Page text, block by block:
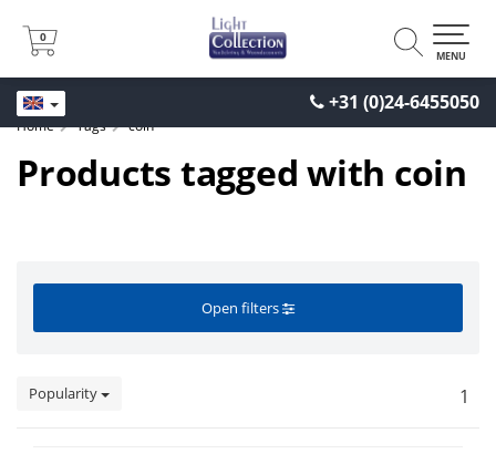
+31 (0)24-6455050
0
0
MENU
Home Tags coin
Products tagged with coin
Open filters
Popularity 1